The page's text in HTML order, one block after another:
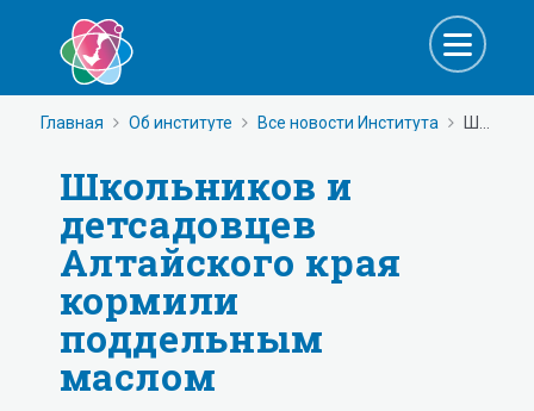
Главная Об институте Все новости Института
Школьников и
детсадовцев
Алтайского края
кормили
поддельным
маслом